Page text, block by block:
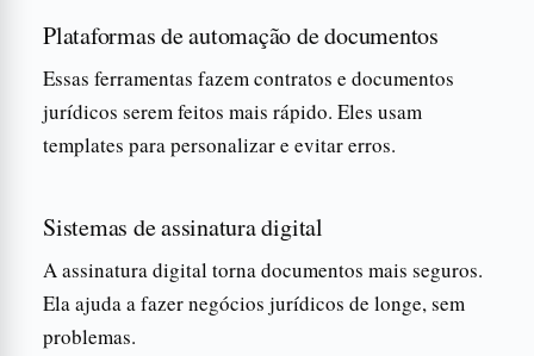
Plataformas de automação de documentos
Essas ferramentas fazem contratos e documentos
jurídicos serem feitos mais rápido. Eles usam
templates para personalizar e evitar erros.
Sistemas de assinatura digital
A assinatura digital torna documentos mais seguros.
Ela ajuda a fazer negócios jurídicos de longe, sem
problemas.